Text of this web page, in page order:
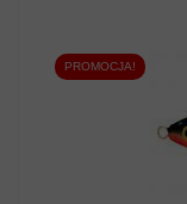
PROMOCJA!